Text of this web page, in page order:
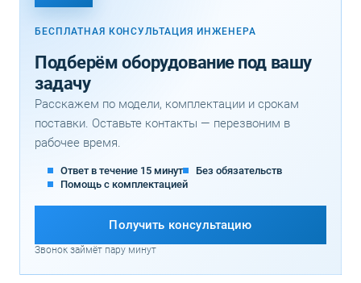
БЕСПЛАТНАЯ КОНСУЛЬТАЦИЯ ИНЖЕНЕРА
Подберём оборудование под вашу
задачу
Расскажем по модели, комплектации и срокам
поставки. Оставьте контакты — перезвоним в
рабочее время.
Ответ в течение 15 минут
Без обязательств
Помощь с комплектацией
Получить консультацию
Звонок займёт пару минут